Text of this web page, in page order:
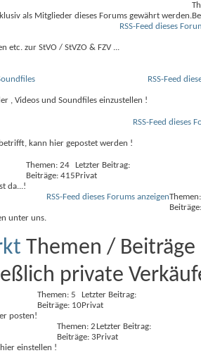
als Mitglieder dieses Forums gewährt werden.
etc. zur StVO / StVZO & FZV ...
RSS-Feed dieses
, Videos und Soundfiles einzustellen !
RSS-Feed
kann hier gepostet werden !
RSS-Feed dieses
da...!
Themen: 24
Beiträge: 415
Letzter Beitrag:
Privat
unter uns.
RSS-Feed dieses Forums anzeigen
Themen / Beiträge
private
posten!
Themen: 5
Beiträge: 10
Letzter Beitrag:
Privat
einstellen !
Themen: 2
Beiträge: 3
Letzter Beitrag:
Privat